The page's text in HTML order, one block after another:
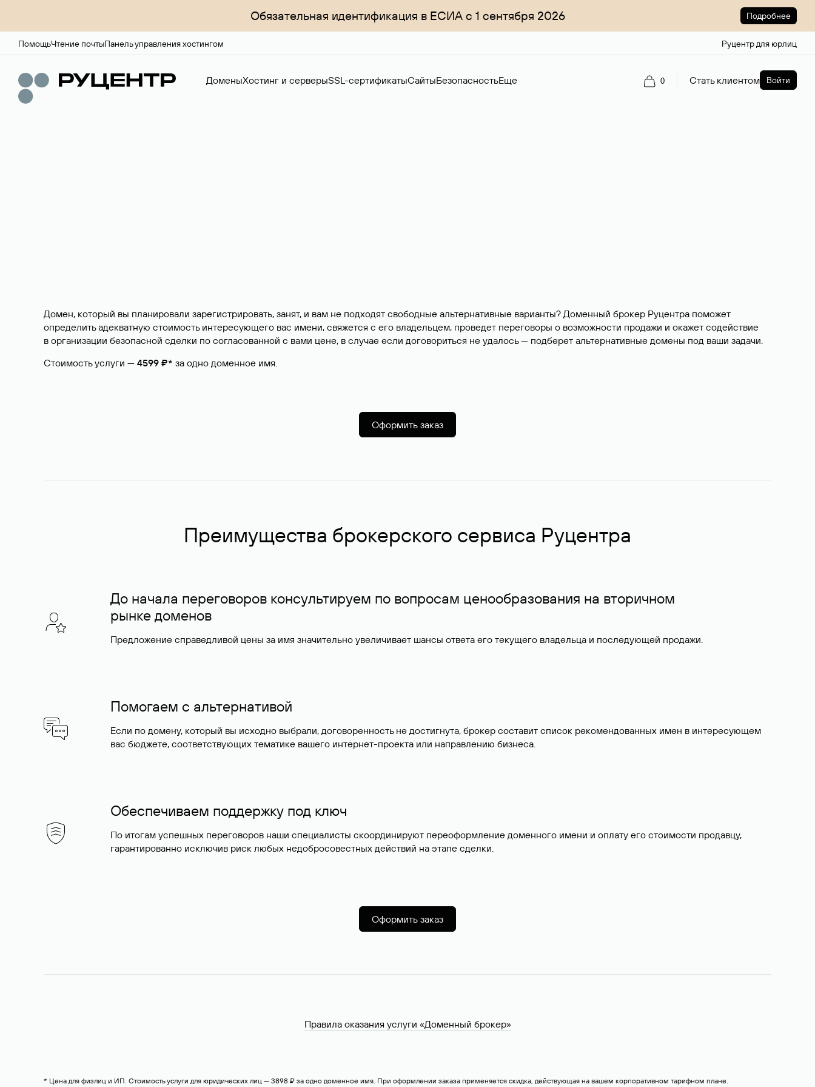
Обязательная идентификация в ЕСИА с 1 сентября 2026 Подробнее
ПомощьЧтение почтыПанель управления хостингом Руцентр для юрлиц
ДоменыХостинг и серверыSSL-сертификатыСайтыБезопасностьЕще 0 Стать клиентом Войти
Домен, который вы планировали зарегистрировать, занят, и вам не подходят свободные альтернативные варианты? Доменный брокер Руцентра поможет
определить адекватную стоимость интересующего вас имени, свяжется с его владельцем, проведет переговоры о возможности продажи и окажет содействие
в организации безопасной сделки по согласованной с вами цене, в случае если договориться не удалось — подберет альтернативные домены под ваши задачи.
Стоимость услуги — 4599 ₽* за одно доменное имя.
Оформить заказ
Преимущества брокерского сервиса Руцентра
До начала переговоров консультируем по вопросам ценообразования на вторичном
рынке доменов
Предложение справедливой цены за имя значительно увеличивает шансы ответа его текущего владельца и последующей продажи.
Помогаем с альтернативой
Если по домену, который вы исходно выбрали, договоренность не достигнута, брокер составит список рекомендованных имен в интересующем
вас бюджете, соответствующих тематике вашего интернет-проекта или направлению бизнеса.
Обеспечиваем поддержку под ключ
По итогам успешных переговоров наши специалисты скоординируют переоформление доменного имени и оплату его стоимости продавцу,
гарантированно исключив риск любых недобросовестных действий на этапе сделки.
Оформить заказ
Правила оказания услуги «Доменный брокер»
* Цена для физлиц и ИП. Стоимость услуги для юридических лиц — 3898 ₽ за одно доменное имя. При оформлении заказа применяется скидка, действующая на вашем корпоративном тарифном плане.